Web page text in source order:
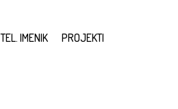
TEL. IMENIK PROJEKTI